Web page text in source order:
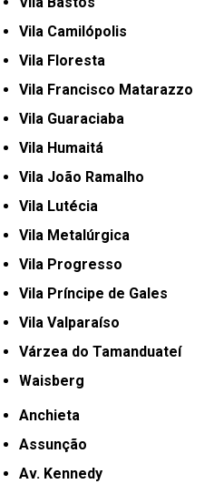
Vila Camilópolis
Vila Floresta
Vila Francisco Matarazzo
Vila Guaraciaba
Vila Humaitá
Vila João Ramalho
Vila Lutécia
Vila Metalúrgica
Vila Progresso
Vila Príncipe de Gales
Vila Valparaíso
Várzea do Tamanduateí
Waisberg
Anchieta
Assunção
Av. Kennedy